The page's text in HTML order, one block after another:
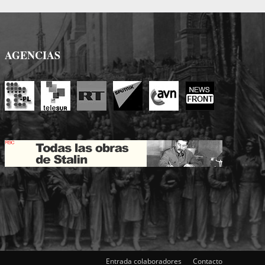
AGENCIAS
Entrada colaboradores Contacto